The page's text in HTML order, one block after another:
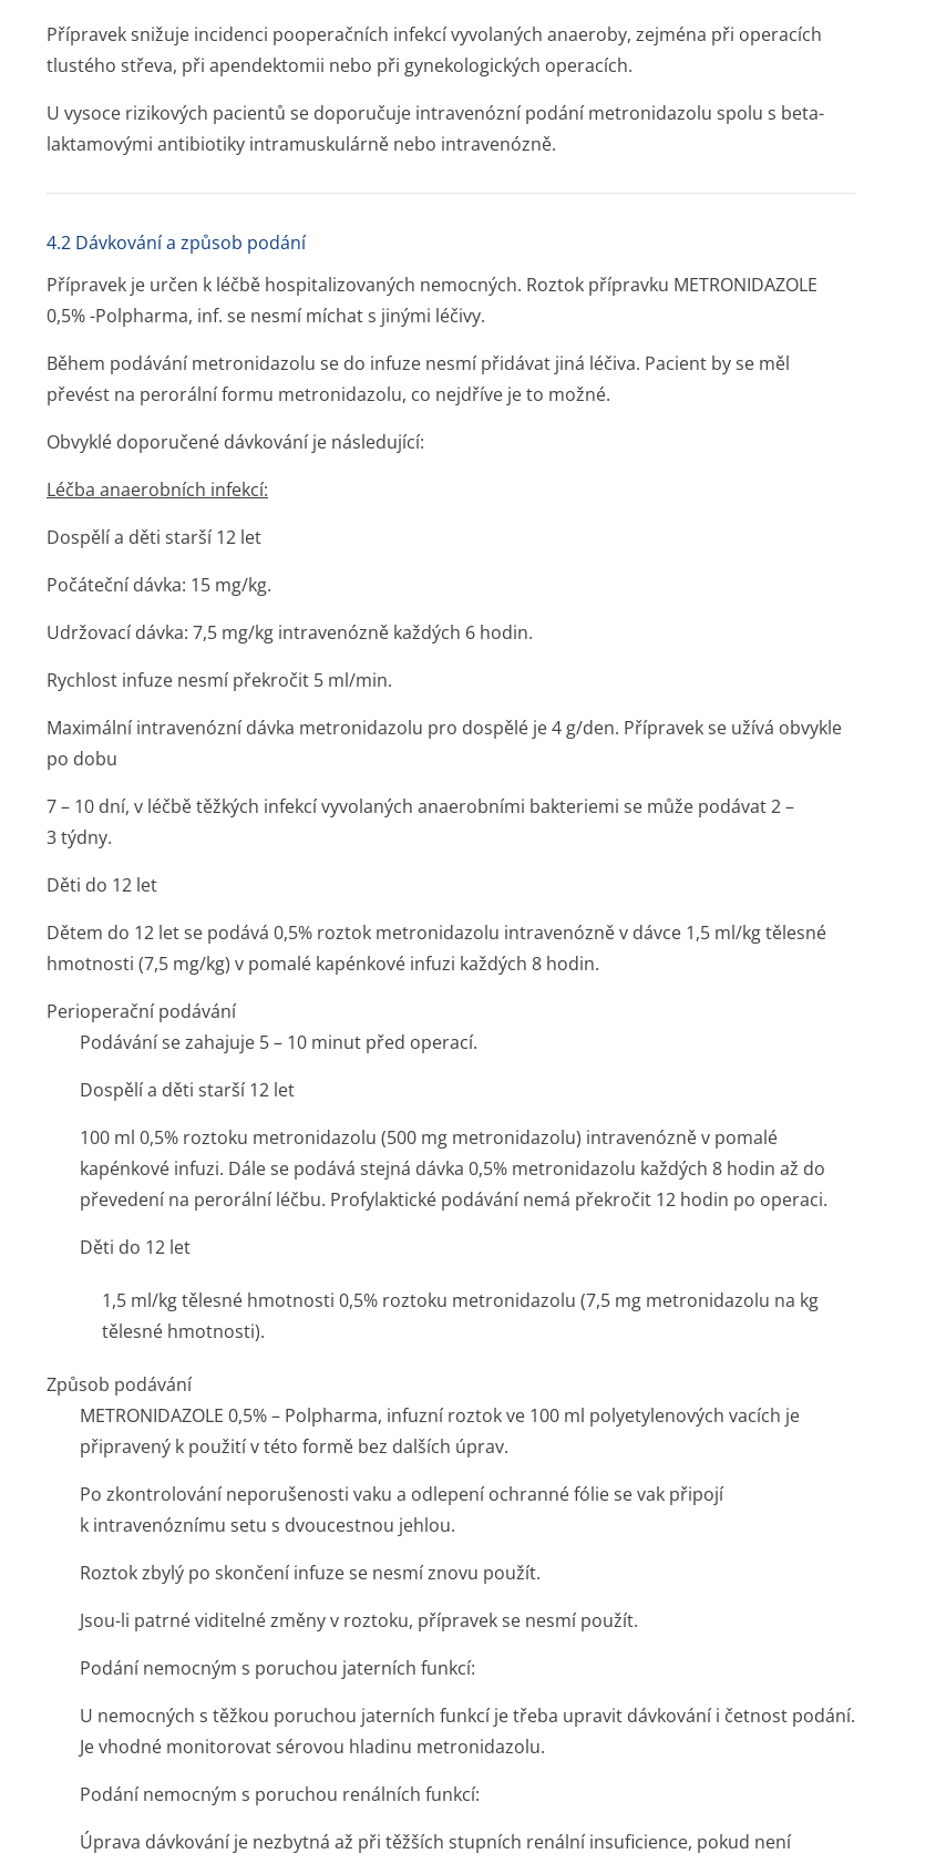
Přípravek snižuje incidenci pooperačních infekcí vyvolaných anaeroby, zejména při operacích
tlustého střeva, při apendektomii nebo při gynekologických operacích.
U vysoce rizikových pacientů se doporučuje intravenózní podání metronidazolu spolu s beta-
laktamovými antibiotiky intramuskulárně nebo intravenózně.
4.2 Dávkování a způsob podání
Přípravek je určen k léčbě hospitalizovaných nemocných. Roztok přípravku METRONIDAZOLE
0,5% -Polpharma, inf. se nesmí míchat s jinými léčivy.
Během podávání metronidazolu se do infuze nesmí přidávat jiná léčiva. Pacient by se měl
převést na perorální formu metronidazolu, co nejdříve je to možné.
Obvyklé doporučené dávkování je následující:
Léčba anaerobních infekcí:
Dospělí a děti starší 12 let
Počáteční dávka: 15 mg/kg.
Udržovací dávka: 7,5 mg/kg intravenózně každých 6 hodin.
Rychlost infuze nesmí překročit 5 ml/min.
Maximální intravenózní dávka metronidazolu pro dospělé je 4 g/den. Přípravek se užívá obvykle
po dobu
7 – 10 dní, v léčbě těžkých infekcí vyvolaných anaerobními bakteriemi se může podávat 2 –
3 týdny.
Děti do 12 let
Dětem do 12 let se podává 0,5% roztok metronidazolu intravenózně v dávce 1,5 ml/kg tělesné
hmotnosti (7,5 mg/kg) v pomalé kapénkové infuzi každých 8 hodin.
Perioperační podávání
Podávání se zahajuje 5 – 10 minut před operací.
Dospělí a děti starší 12 let
100 ml 0,5% roztoku metronidazolu (500 mg metronidazolu) intravenózně v pomalé
kapénkové infuzi. Dále se podává stejná dávka 0,5% metronidazolu každých 8 hodin až do
převedení na perorální léčbu. Profylaktické podávání nemá překročit 12 hodin po operaci.
Děti do 12 let
1,5 ml/kg tělesné hmotnosti 0,5% roztoku metronidazolu (7,5 mg metronidazolu na kg
tělesné hmotnosti).
Způsob podávání
METRONIDAZOLE 0,5% – Polpharma, infuzní roztok ve 100 ml polyetylenových vacích je
připravený k použití v této formě bez dalších úprav.
Po zkontrolování neporušenosti vaku a odlepení ochranné fólie se vak připojí
k intravenóznímu setu s dvoucestnou jehlou.
Roztok zbylý po skončení infuze se nesmí znovu použít.
Jsou-li patrné viditelné změny v roztoku, přípravek se nesmí použít.
Podání nemocným s poruchou jaterních funkcí:
U nemocných s těžkou poruchou jaterních funkcí je třeba upravit dávkování i četnost podání.
Je vhodné monitorovat sérovou hladinu metronidazolu.
Podání nemocným s poruchou renálních funkcí:
Úprava dávkování je nezbytná až při těžších stupních renální insuficience, pokud není